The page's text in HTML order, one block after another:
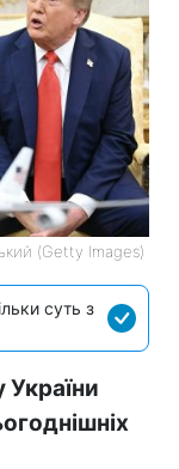
(Getty Images)
суть з